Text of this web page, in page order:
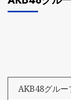
AKB48グル